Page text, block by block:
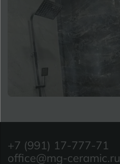
+7 (991) 17-777-71
office@mg-ceramic.ru